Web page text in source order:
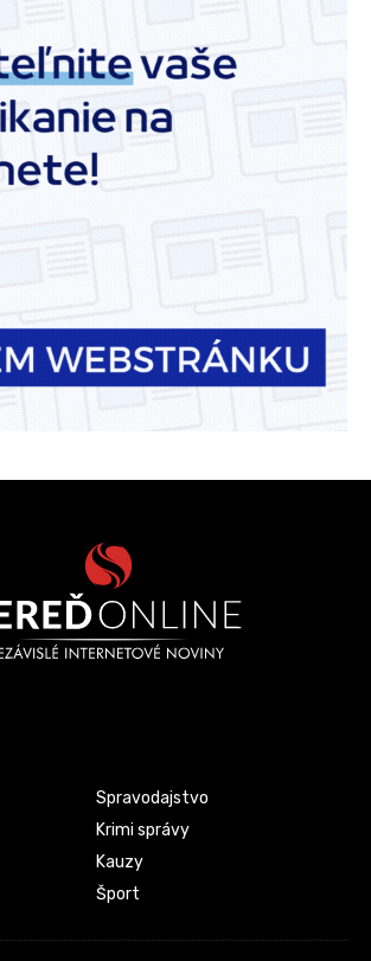
Spravodajstvo
Krimi správy
Kauzy
Šport